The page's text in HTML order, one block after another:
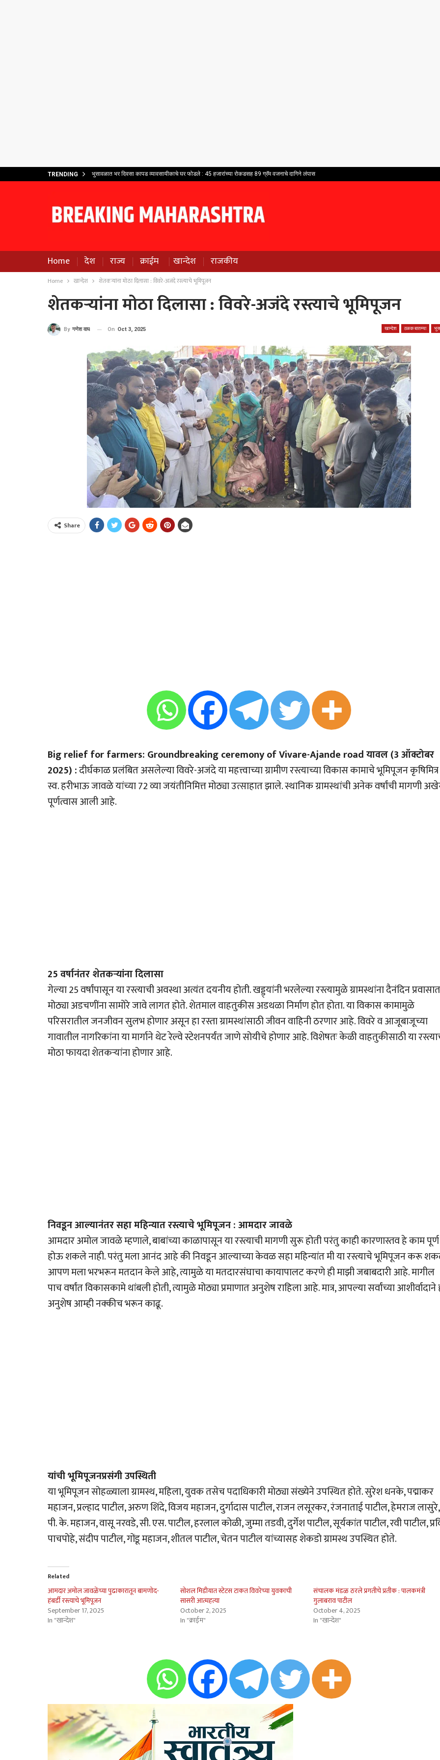
TRENDING भुसावळात भर दिवसा कापड व्यावसायीकाचे घर फोडले : 45 हजारांच्या रोकडसह 89 ग्रॅम वजनाचे दागिने लंपास
Home देश राज्य क्राईम खान्देश राजकीय
Home खान्देश शेतकर्‍यांना मोठा दिलासा : विवरे-अजंदे रस्त्याचे भूमिपूजन
शेतकर्‍यांना मोठा दिलासा : विवरे-अजंदे रस्त्याचे भूमिपूजन
खान्देश ठळक बातम्या
By गणेश वाघ On Oct 3, 2025
Share
Big relief for farmers: Groundbreaking ceremony of Vivare-Ajande road यावल (3 ऑक्टोबर
2025) :दीर्घकाळ प्रलंबित असलेल्या विवरे-अजंदे या महत्त्वाच्या ग्रामीण रस्त्याच्या विकास कामाचे भूमिपूजन कृषिमित्र
स्व. हरीभाऊ जावळे यांच्या 72 व्या जयंतीनिमित्त मोठ्या उत्साहात झाले. स्थानिक ग्रामस्थांची अनेक वर्षांची मागणी
पूर्णत्वास आली आहे.
25 वर्षानंतर शेतकर्‍यांना दिलासा
गेल्या 25 वर्षांपासून या रस्त्याची अवस्था अत्यंत दयनीय होती. खड्ड्यांनी भरलेल्या रस्त्यामुळे ग्रामस्थांना दैनंदिन प्रवासात
मोठ्या अडचणींना सामोरे जावे लागत होते. शेतमाल वाहतुकीस अडथळा निर्माण होत होता. या विकास कामामुळे
परिसरातील जनजीवन सुलभ होणार असून हा रस्ता ग्रामस्थांसाठी जीवन वाहिनी ठरणार आहे. विवरे व आजूबाजूच्या
गावातील नागरिकांना या मार्गाने थेट रेल्वे स्टेशनपर्यंत जाणे सोयीचे होणार आहे. विशेषतः केळी वाहतुकीसाठी या
मोठा फायदा शेतकर्‍यांना होणार आहे.
निवडून आल्यानंतर सहा महिन्यात रस्त्याचे भूमिपूजन : आमदार जावळे
आमदार अमोल जावळे म्हणाले, बाबांच्या काळापासून या रस्त्याची मागणी सुरू होती परंतु काही कारणास्तव हे काम पूर्ण
होऊ शकले नाही. परंतु मला आनंद आहे की निवडून आल्याच्या केवळ सहा महिन्यांत मी या रस्त्याचे भूमिपूजन करू
आपण मला भरभरून मतदान केले आहे, त्यामुळे या मतदारसंघाचा कायापालट करणे ही माझी जबाबदारी आहे. मागील
पाच वर्षांत विकासकामे थांबली होती, त्यामुळे मोठ्या प्रमाणात अनुशेष राहिला आहे. मात्र, आपल्या सर्वांच्या आशीर्वादाने
अनुशेष आम्ही नक्कीच भरून काढू.
यांची भूमिपूजनप्रसंगी उपस्थिती
या भूमिपूजन सोहळ्याला ग्रामस्थ, महिला, युवक तसेच पदाधिकारी मोठ्या संख्येने उपस्थित होते. सुरेश धनके, पद्माकर
महाजन, प्रल्हाद पाटील, अरुण शिंदे, विजय महाजन, दुर्गादास पाटील, राजन लसूरकर, रंजनाताई पाटील, हेमराज लासुरे,
पी. के. महाजन, वासू नरवडे, सी. एस. पाटील, हरलाल कोळी, जुम्मा तडवी, दुर्गेश पाटील, सूर्यकांत पाटील, रवी पाटील,
पाचपोहे, संदीप पाटील, गोंडू महाजन, शीतल पाटील, चेतन पाटील यांच्यासह शेकडो ग्रामस्थ उपस्थित होते.
Related
आमदार अमोल जावळेंच्या पुढाकारातून बामणोद-
हंबर्डी रस्त्याचे भूमिपूजन
September 17, 2025
In "खान्देश"
सोशल मिडीयात स्टेटस टाकत विवरेच्या युवकाची
सासरी आत्महत्या
October 2, 2025
In "क्राईम"
संचालक मंडळ ठरले प्रगतीचे प्रतीक : पालकमंत्री
गुलाबराव पाटील
October 4, 2025
In "खान्देश"